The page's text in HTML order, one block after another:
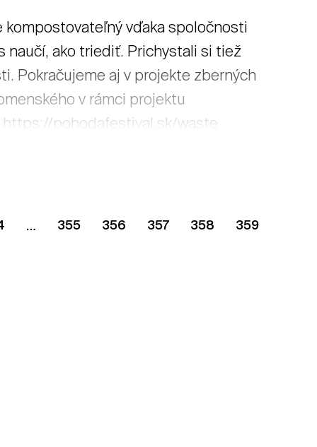
kompostovateľný vďaka spoločnosti
naučí, ako triediť. Prichystali si tiež
Pokračujeme aj v projekte zberných
v rámci projektu
https://pohodafestival.sk/waste
355 356 357 358 359